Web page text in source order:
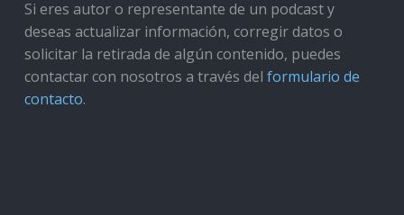
Si eres autor o representante de un podcast y
deseas actualizar información, corregir datos o
solicitar la retirada de algún contenido, puedes
contactar con nosotros a través del formulario de
contacto.